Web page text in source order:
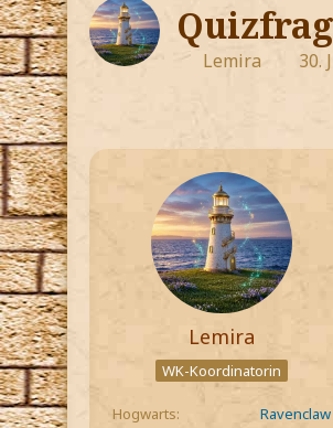
Lemira 30.
Lemira
WK-Koordinatorin
Hogwarts
Ravenclaw